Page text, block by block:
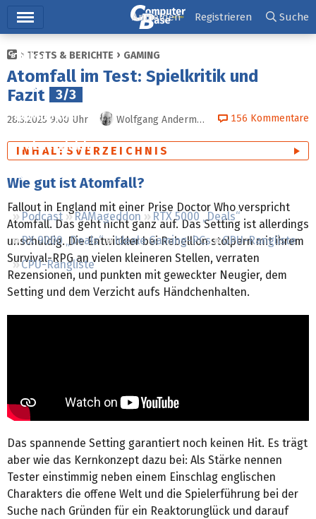
Ticker
Tests
Downloads
Preisvergleich
Forum
Podcast RAMageddon
RTX 5000 „Deals“
RX 9000 „Deals“
Ideale Gaming-PCs
GPU-Rangliste
CPU-Rangliste
Anmelden Registrieren Suche
TESTS & BERICHTE GAMING
Atomfall im Test: Spielkritik und
Fazit
3/3
28.3.2025 9:00 Uhr Wolfgang Andermahr 156 Kommentare
INHALTSVERZEICHNIS
Wie gut ist Atomfall?
Fallout in England mit einer Prise Doctor Who verspricht
Atomfall. Das geht nicht ganz auf. Das Setting ist allerdings
unschuldig. Die Entwickler bei Rebellion stolpern mit ihrem
Survival-RPG an vielen kleineren Stellen, verraten
Rezensionen, und punkten mit geweckter Neugier, dem
Setting und dem Verzicht aufs Händchenhalten.
Das spannende Setting garantiert noch keinen Hit. Es trägt
aber wie das Kernkonzept dazu bei: Als Stärke nennen
Tester einstimmig neben einem Einschlag englischen
Charakters die offene Welt und die Spielerführung bei der
Suche nach Gründen für ein Reaktorunglück und darauf